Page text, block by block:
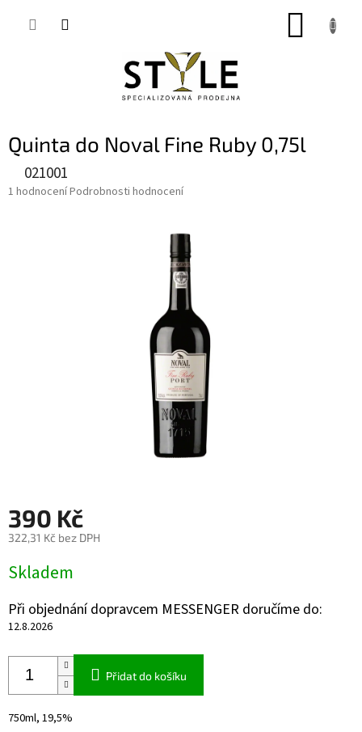
Quinta do Noval Fine Ruby 0,75l
021001
Průměrné
1 hodnoceníPodrobnosti hodnocení
390 Kč
322,31 Kč bez DPH
cena:
Skladem
Při objednání dopravcem MESSENGER doručíme do:
12.8.2026
Přidat do košíku
750ml, 19,5%